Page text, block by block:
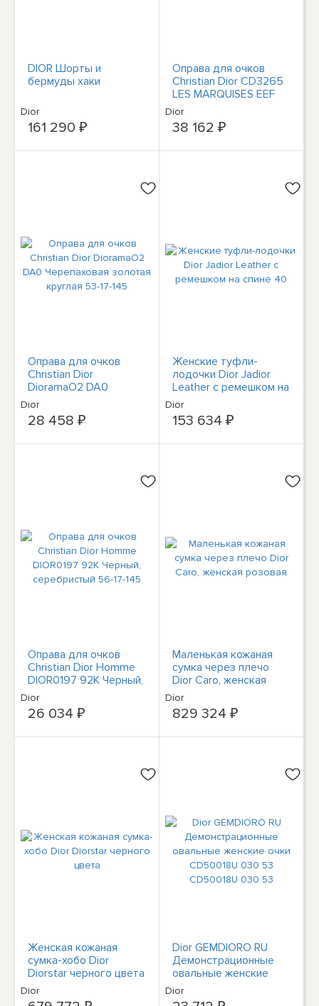
DIOR Шорты и
бермуды хаки
Dior
161 290 ₽
Оправа для очков
Christian Dior CD3265
LES MARQUISES EEF
Красная Гавана 54-15-
140
Dior
38 162 ₽
Оправа для очков
Christian Dior
DioramaO2 DA0
Черепаховая золотая
круглая 53-17-145
Dior
28 458 ₽
Женские туфли-
лодочки Dior Jadior
Leather с ремешком на
спине 40
Dior
153 634 ₽
Оправа для очков
Christian Dior Homme
DIOR0197 92K Черный,
серебристый 56-17-
145
Dior
26 034 ₽
Маленькая кожаная
сумка через плечо
Dior Caro, женская
розовая
Dior
829 324 ₽
Женская кожаная
сумка-хобо Dior
Diorstar черного цвета
Dior
Dior GEMDIORO RU
Демонстрационные
овальные женские
очки CD50018U 030
53 CD50018U 030 53
Dior